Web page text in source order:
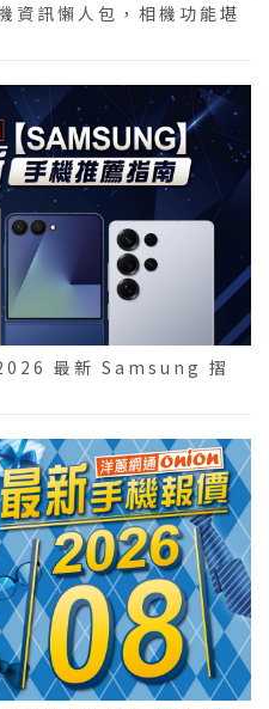
資訊懶人包，相機功能堪
最新 Samsung 摺